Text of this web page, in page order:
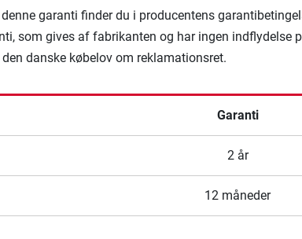
garanti finder du i producentens
som gives af fabrikanten og har ingen indflydelse
danske købelov om reklamationsret.
Garanti
2 år
12 måneder